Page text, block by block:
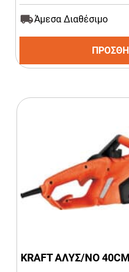
Άμεσα Διαθέσιμο
KRAFT ΑΛΥΣ/ΝΟ